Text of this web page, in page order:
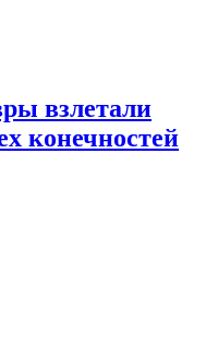
взлетали
конечностей